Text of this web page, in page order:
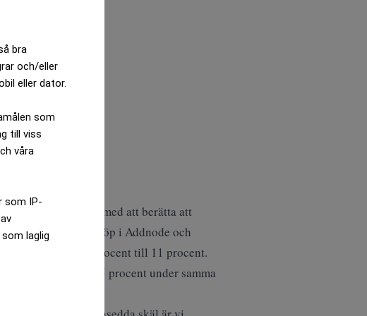
bra
och/eller
eller dator.
som
till viss
våra
som IP-
laglig
inleder vd-ordet med att berätta att
i form av köp i Addnode och
i Note från 26 procent till 11 procent.
har backat med 0,5 procent under samma